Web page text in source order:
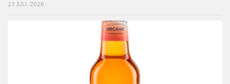
23 JULI, 2026